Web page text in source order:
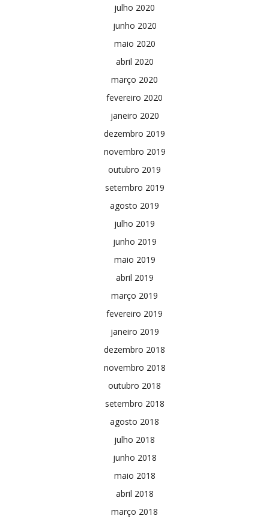
julho 2020
junho 2020
maio 2020
abril 2020
março 2020
fevereiro 2020
janeiro 2020
dezembro 2019
novembro 2019
outubro 2019
setembro 2019
agosto 2019
julho 2019
junho 2019
maio 2019
abril 2019
março 2019
fevereiro 2019
janeiro 2019
dezembro 2018
novembro 2018
outubro 2018
setembro 2018
agosto 2018
julho 2018
junho 2018
maio 2018
abril 2018
março 2018